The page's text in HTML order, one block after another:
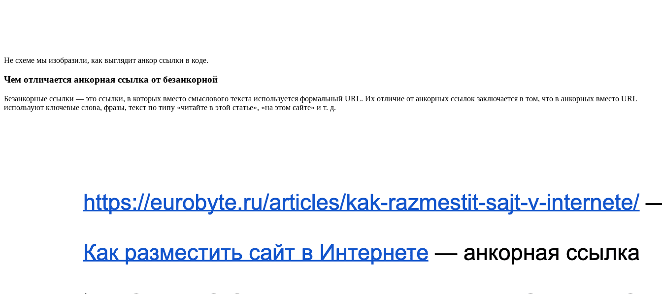
Не схеме мы изобразили, как выглядит анкор ссылки в коде.
Чем отличается анкорная ссылка от безанкорной
Безанкорные ссылки — это ссылки, в которых вместо смыслового текста используется формальный URL. Их отличие от анкорных ссылок заключается в том, что в анкорных вместо URL
используют ключевые слова, фразы, текст по типу «читайте в этой статье», «на этом сайте» и т. д.